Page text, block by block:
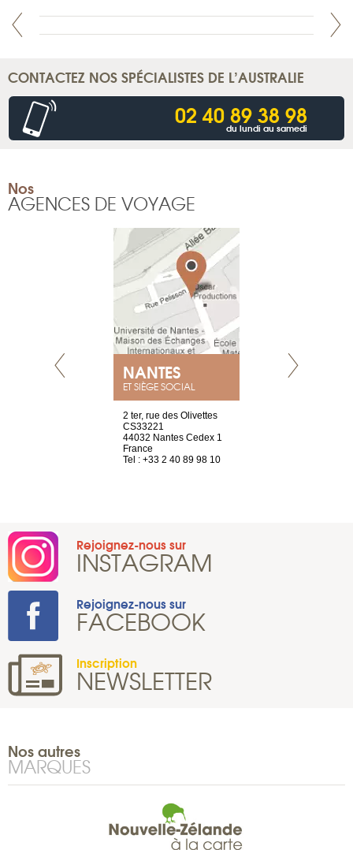
CONTACTEZ NOS SPÉCIALISTES DE L’AUSTRALIE
02 40 89 38 98
du lundi au samedi
Nos
AGENCES DE VOYAGE
NANTES
ET SIÈGE SOCIAL
2 ter, rue des Olivettes
CS33221
44032 Nantes Cedex 1
France
Tel : +33 2 40 89 98 10
Rejoignez-nous sur
INSTAGRAM
Rejoignez-nous sur
FACEBOOK
Inscription
NEWSLETTER
Nos autres
MARQUES